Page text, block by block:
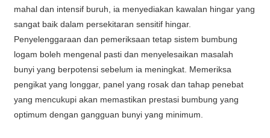
mahal dan intensif buruh, ia menyediakan kawalan hingar yang
sangat baik dalam persekitaran sensitif hingar.
Penyelenggaraan dan pemeriksaan tetap sistem bumbung
logam boleh mengenal pasti dan menyelesaikan masalah
bunyi yang berpotensi sebelum ia meningkat. Memeriksa
pengikat yang longgar, panel yang rosak dan tahap penebat
yang mencukupi akan memastikan prestasi bumbung yang
optimum dengan gangguan bunyi yang minimum.